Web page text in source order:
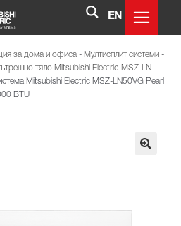
EN
за дома и офиса - Мултисплит системи -
тяло Mitsubishi Electric-MSZ-LN -
Mitsubishi Electric MSZ-LN50VG Pearl
BTU